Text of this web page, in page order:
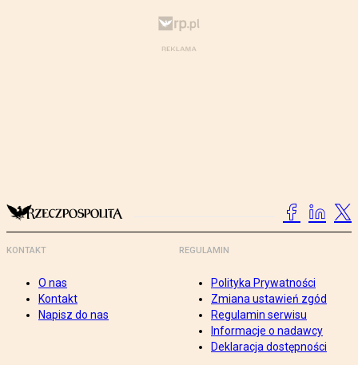
KONTAKT
O nas
Kontakt
Napisz do nas
REGULAMIN
Polityka Prywatności
Zmiana ustawień zgód
Regulamin serwisu
Informacje o nadawcy
Deklaracja dostępności